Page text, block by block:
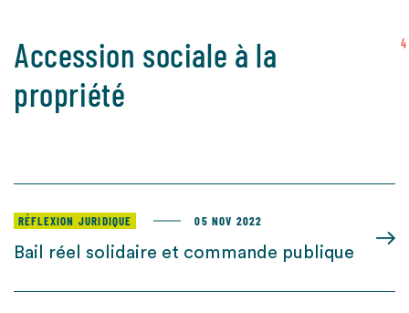
Accession sociale à la
propriété
4
RÉFLEXION JURIDIQUE 05 NOV 2022
Bail réel solidaire et commande publique